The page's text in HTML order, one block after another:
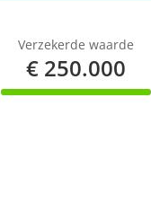
Verzekerde waarde
€ 250.000
100% Complete